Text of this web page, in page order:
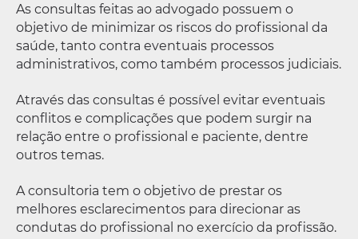
As consultas feitas ao advogado possuem o
objetivo de minimizar os riscos do profissional da
saúde, tanto contra eventuais processos
administrativos, como também processos judiciais.
Através das consultas é possível evitar eventuais
conflitos e complicações que podem surgir na
relação entre o profissional e paciente, dentre
outros temas.
A consultoria tem o objetivo de prestar os
melhores esclarecimentos para direcionar as
condutas do profissional no exercício da profissão.